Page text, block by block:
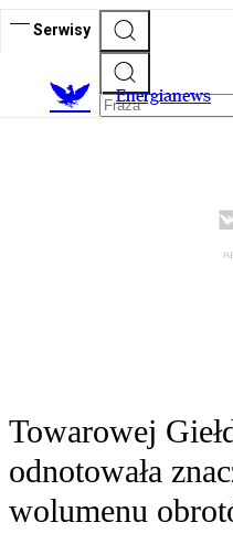
Serwisy
Energianews
Towarowej
odnotowała
wolumenu